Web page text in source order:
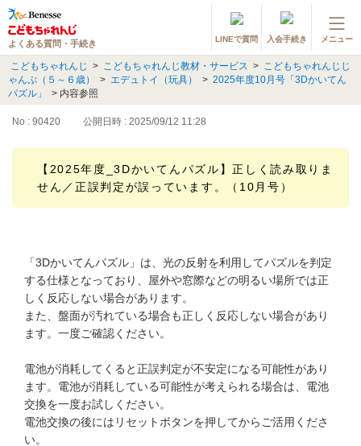
よくある質問・手続き LINEで質問 入会手続き メニュー
登録情報の変更・各種お手続き
会員ページへログイン
お客様サポート(手続き・照会)
よくある質問・お問い合わせ
カテゴリーから探す
他の講座のよくある質問・手続きはこちら
進研ゼミ 小学講座
進研ゼミ 中学講座 中高一貫
進研ゼミ 高校講座
こどもちゃれんじ > こどもちゃれんじ教材・サービス > こどもちゃれんじじ
ゃんぷ（５～６歳）
> エデュトイ（玩具） > 2025年度10月号「3Dかいてん
パズル」
> 内容参照
No : 90420 公開日時 : 2025/09/12 11:28
【2025年度_3Dかいてんパズル】正しく読み取りま
せん／正誤判定が誤っています。（10月号）
「3Dかいてんパズル」は、光の反射を利用してパズルを判定
する仕様となっており、屋外や窓際などの明るい場所では正
しく反応しない場合があります。
また、盤面が汚れている場合も正しく反応しない場合があり
ます。一度ご確認ください。
電池が消耗してくると正誤判定が不安定になる可能性があり
ます。電池が消耗している可能性が考えられる場合は、電池
交換を一度お試しください。
電池交換の後にはリセットボタンを押してからご活用くださ
い。